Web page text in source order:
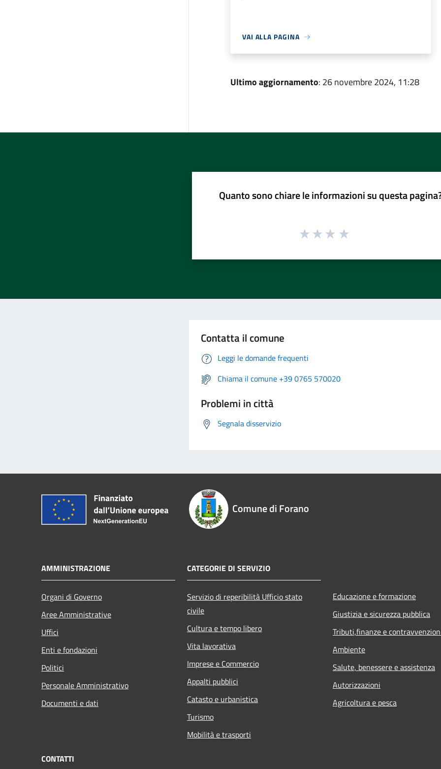
VAI ALLA PAGINA
Ultimo aggiornamento: 26 novembre 2024, 11:28
Quanto sono chiare le informazioni su questa
Contatta il comune
Leggi le domande frequenti
Chiama il comune +39 0765 570020
Problemi in città
Segnala disservizio
Comune di Forano
AMMINISTRAZIONE
Organi di Governo
Aree Amministrative
Uffici
Enti e fondazioni
Politici
Personale Amministrativo
Documenti e dati
CATEGORIE DI SERVIZIO
Servizio di reperibilità Ufficio stato
civile
Cultura e tempo libero
Vita lavorativa
Imprese e Commercio
Appalti pubblici
Catasto e urbanistica
Turismo
Mobilità e trasporti
Educazione e formazione
Giustizia e sicurezza pubblica
Tributi,finanze e
Ambiente
Salute, benessere e assistenza
Autorizzazioni
Agricoltura e pesca
CONTATTI